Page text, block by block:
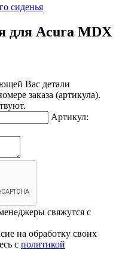
сиденья
для Acura MDX
Вас детали
заказа (артикула).
Артикул:
свяжутся с
на обработку своих
с политикой